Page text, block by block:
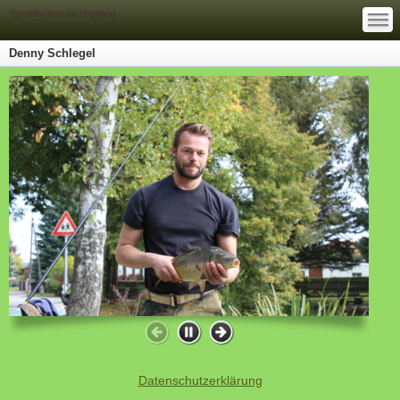
Sportfischen im Vogtland —
—
—
Denny Schlegel
Datenschutzerklärung